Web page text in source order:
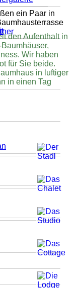
den Aufenthalt in
Wir haben
für Sie beide.
in luftiger
in einen Tag